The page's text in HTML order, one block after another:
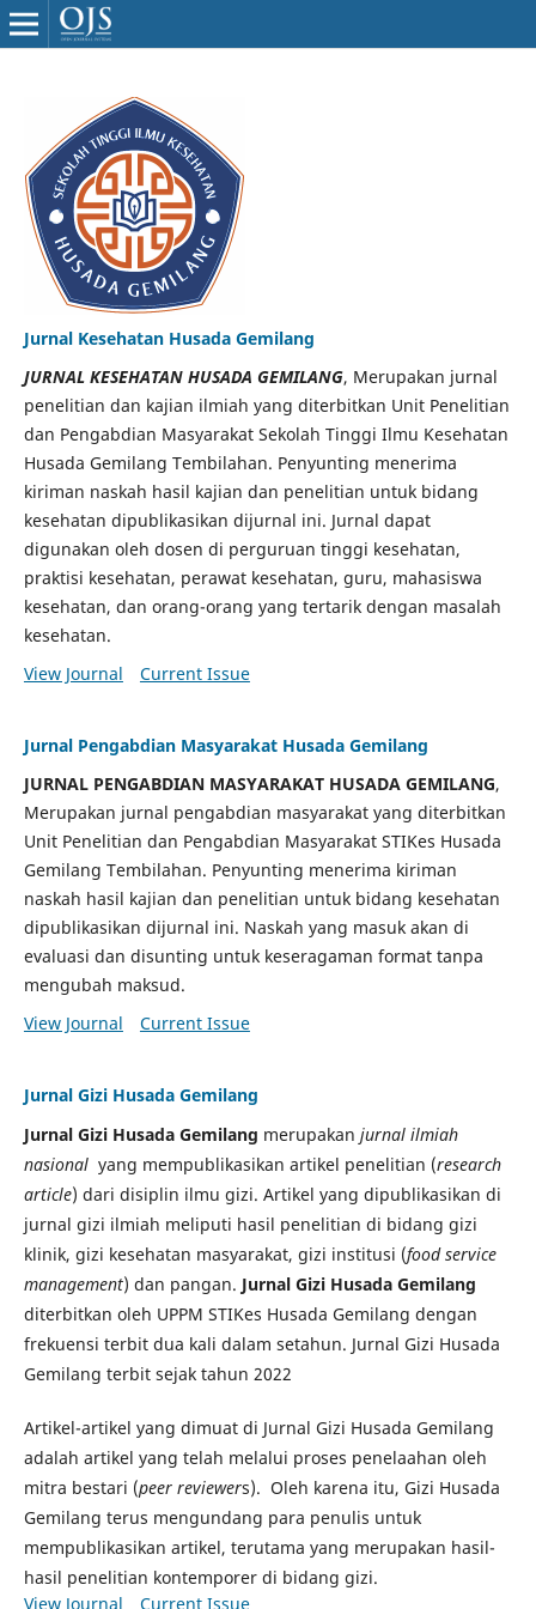
Jurnal Kesehatan Husada Gemilang
JURNAL KESEHATAN HUSADA GEMILANG, Merupakan jurnal
penelitian dan kajian ilmiah yang diterbitkan Unit Penelitian
dan Pengabdian Masyarakat Sekolah Tinggi Ilmu Kesehatan
Husada Gemilang Tembilahan. Penyunting menerima
kiriman naskah hasil kajian dan penelitian untuk bidang
kesehatan dipublikasikan dijurnal ini. Jurnal dapat
digunakan oleh dosen di perguruan tinggi kesehatan,
praktisi kesehatan, perawat kesehatan, guru, mahasiswa
kesehatan, dan orang-orang yang tertarik dengan masalah
kesehatan.
View Journal
Current Issue
Jurnal Pengabdian Masyarakat Husada Gemilang
JURNAL PENGABDIAN MASYARAKAT HUSADA GEMILANG,
Merupakan jurnal pengabdian masyarakat yang diterbitkan
Unit Penelitian dan Pengabdian Masyarakat STIKes Husada
Gemilang Tembilahan. Penyunting menerima kiriman
naskah hasil kajian dan penelitian untuk bidang kesehatan
dipublikasikan dijurnal ini. Naskah yang masuk akan di
evaluasi dan disunting untuk keseragaman format tanpa
mengubah maksud.
View Journal
Current Issue
Jurnal Gizi Husada Gemilang
Jurnal Gizi Husada Gemilang merupakan jurnal ilmiah
nasionalyang mempublikasikan artikel penelitian (research
article) dari disiplin ilmu gizi. Artikel yang dipublikasikan di
jurnal gizi ilmiah meliputi hasil penelitian di bidang gizi
klinik, gizi kesehatan masyarakat, gizi institusi (food service
management) dan pangan. Jurnal Gizi Husada Gemilang
diterbitkan oleh UPPM STIKes Husada Gemilang dengan
frekuensi terbit dua kali dalam setahun. Jurnal Gizi Husada
Gemilang terbit sejak tahun 2022
Artikel-artikel yang dimuat di Jurnal Gizi Husada Gemilang
adalah artikel yang telah melalui proses penelaahan oleh
mitra bestari (peer reviewers). Oleh karena itu, Gizi Husada
Gemilang terus mengundang para penulis untuk
mempublikasikan artikel, terutama yang merupakan hasil-
hasil penelitian kontemporer di bidang gizi.
View Journal
Current Issue